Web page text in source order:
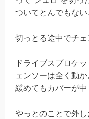
ついてとんでもない
切っとる途中でチェ
ドライブスプロケ
ェンソーは全く動
緩めてもカバーが中
やっとのことで外